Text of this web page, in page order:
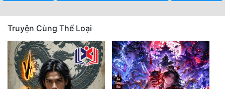
Truyện Cùng Thể Loại